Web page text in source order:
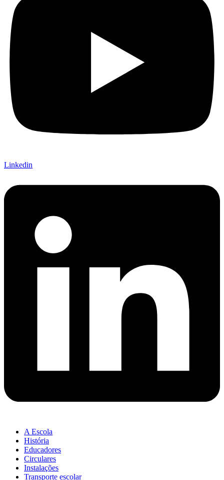
Linkedin
A Escola
História
Educadores
Circulares
Instalações
Transporte escolar